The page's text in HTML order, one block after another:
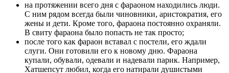
на протяжении всего дня с фараоном находились люди.
С ним рядом всегда были чиновники, аристократия, его
жены и дети. Кроме того, фараона постоянно охраняли.
В свиту фараона было попасть не так просто;
после того как фараон вставал с постели, его ждали
слуги. Они готовили его к новому дню. Фараона
купали, обували, одевали и надевали парик. Например,
Хатшепсут любил, когда его натирали душистыми